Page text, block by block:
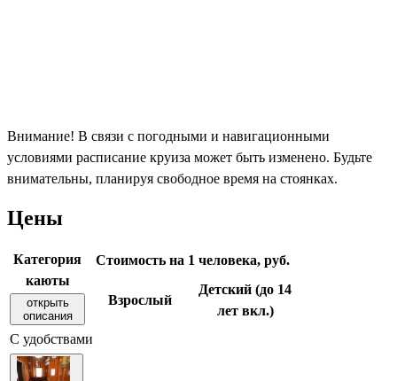
Внимание! В связи с погодными и навигационными
условиями расписание круиза может быть изменено. Будьте
внимательны, планируя свободное время на стоянках.
Цены
Категория
каюты
открыть
описания
Стоимость на 1 человека, руб.
Взрослый
Детский (до 14
лет вкл.)
С удобствами